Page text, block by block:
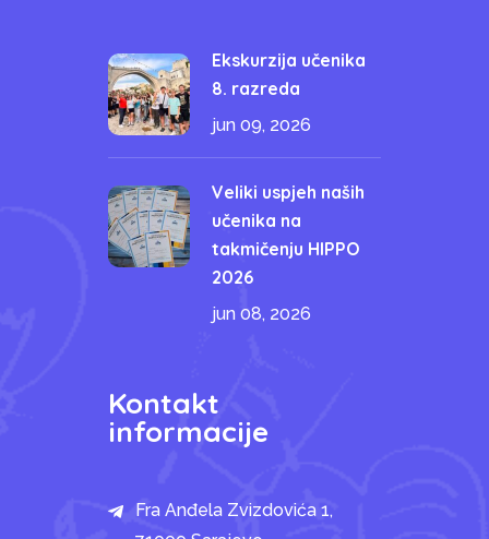
Ekskurzija učenika
8. razreda
jun 09, 2026
Veliki uspjeh naših
učenika na
takmičenju HIPPO
2026
jun 08, 2026
Kontakt
informacije
Fra Anđela Zvizdovića 1,